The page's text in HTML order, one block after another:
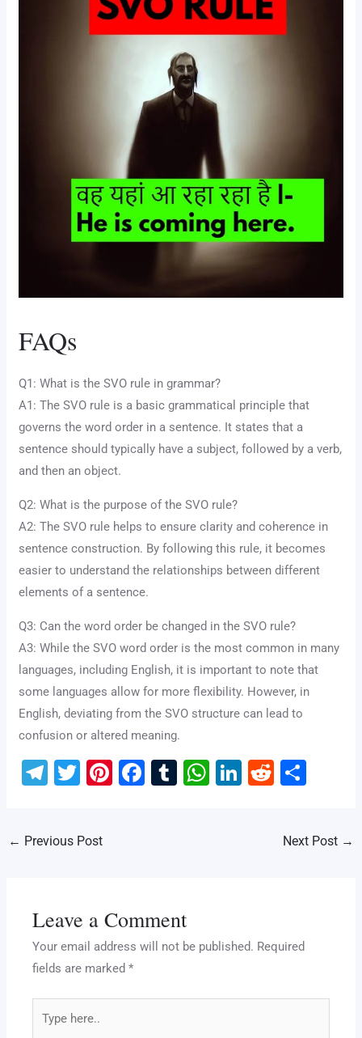
FAQs
Q1: What is the SVO rule in grammar?
A1: The SVO rule is a basic grammatical principle that
governs the word order in a sentence. It states that a
sentence should typically have a subject, followed by a verb,
and then an object.
Q2: What is the purpose of the SVO rule?
A2: The SVO rule helps to ensure clarity and coherence in
sentence construction. By following this rule, it becomes
easier to understand the relationships between different
elements of a sentence.
Q3: Can the word order be changed in the SVO rule?
A3: While the SVO word order is the most common in many
languages, including English, it is important to note that
some languages allow for more flexibility. However, in
English, deviating from the SVO structure can lead to
confusion or altered meaning.
T
gr
T
er
Pi F
o
k
T
W Li
R
di e
← Previous Post Next Post →
Leave a Comment
Your email address will not be published. Required
fields are marked*
here..